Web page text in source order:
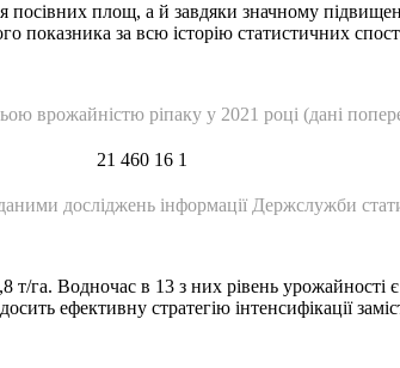
посівних площ, а й завдяки значному
за всю історію статистичних
врожайністю ріпаку у 2021 році (дані
досліджень інформації Держслужби
га. Водночас в 13 з них рівень
ефективну стратегію інтенсифікації